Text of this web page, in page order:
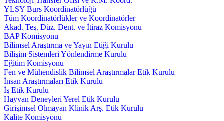
YLSY Burs Koordinatörlüğü
Tüm Koordinatörlükler ve Koordinatörler
Akad. Teş. Düz. Dent. ve İtiraz Komisyonu
BAP Komisyonu
Bilimsel Araştırma ve Yayın Etiği Kurulu
Bilişim Sistemleri Yönlendirme Kurulu
Eğitim Komisyonu
Fen ve Mühendislik Bilimsel Araştırmalar Etik Kurulu
İnsan Araştırmaları Etik Kurulu
İş Etik Kurulu
Hayvan Deneyleri Yerel Etik Kurulu
Girişimsel Olmayan Klinik Arş. Etik Kurulu
Kalite Komisyonu